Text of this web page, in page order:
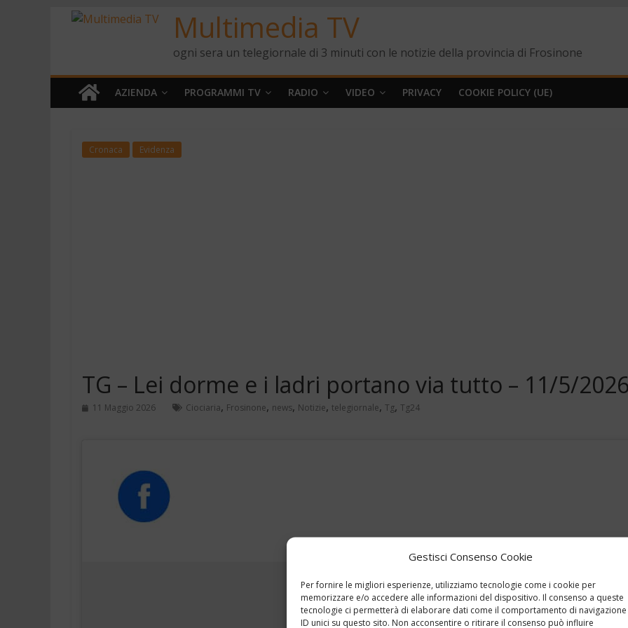
Gestisci Consenso Cookie
Per fornire le migliori esperienze, utilizziamo tecnologie come i cookie per
memorizzare e/o accedere alle informazioni del dispositivo. Il consenso a queste
tecnologie ci permetterà di elaborare dati come il comportamento di
ID unici su questo sito. Non acconsentire o ritirare il consenso può influire
Multimedia TV
ogni sera un telegiornale di 3 minuti con le notizie della provincia di Frosinone
AZIENDA PROGRAMMI TV RADIO VIDEO PRIVACY COOKIE POLICY (UE)
Cronaca Evidenza
TG – Lei dorme e i ladri portano via tutto – 11/5/
11 Maggio 2026 Ciociaria, Frosinone, news, Notizie, telegiornale, Tg, Tg24